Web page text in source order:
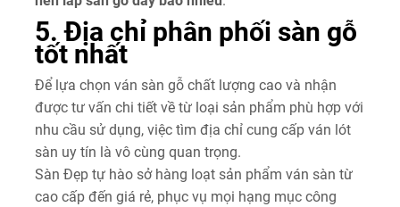
5. Địa chỉ phân phối sàn gỗ
tốt nhất
Để lựa chọn ván sàn gỗ chất lượng cao và nhận
được tư vấn chi tiết về từ loại sản phẩm phù hợp với
nhu cầu sử dụng, việc tìm địa chỉ cung cấp ván lót
sàn uy tín là vô cùng quan trọng.
Sàn Đẹp tự hào sở hàng loạt sản phẩm ván sàn từ
cao cấp đến giá rẻ, phục vụ mọi hạng mục công